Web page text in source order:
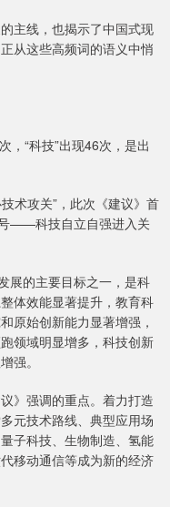
主线，也揭示了中国式现
从这些高频词的语义中悄
“科技”出现46次，是出
术攻关”，此次《建议》首
——科技自立自强进入关
的主要目标之一，是科
体效能显著提升，教育科
原始创新能力显著增强，
领域明显增多，科技创新
强。
》强调的重点。着力打造
元技术路线、典型应用场
子科技、生物制造、氢能
移动通信等成为新的经济